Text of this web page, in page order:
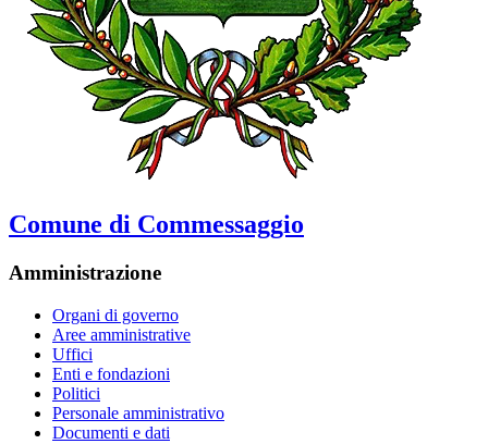
Comune di Commessaggio
Amministrazione
Organi di governo
Aree amministrative
Uffici
Enti e fondazioni
Politici
Personale amministrativo
Documenti e dati